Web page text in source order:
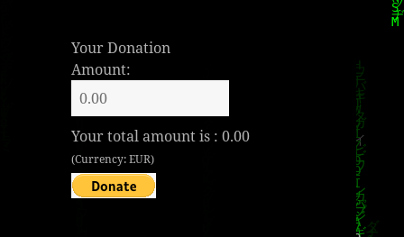
Your Donation
Amount:
Your total amount is :0.00
(Currency: EUR)